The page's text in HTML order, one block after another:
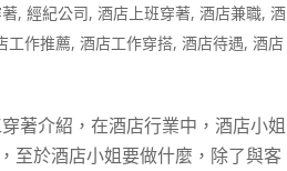
,經紀公司,酒店上班穿著,酒店兼職,酒
工作推薦,酒店工作穿搭,酒店待遇,酒店
著介紹，在酒店行業中，酒店小姐
至於酒店小姐要做什麼，除了與客